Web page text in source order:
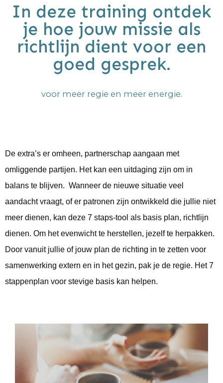
In deze training ontdek
je hoe jouw missie als
richtlijn dient voor een
goed gesprek.
voor meer regie en meer energie.
De extra’s er omheen, partnerschap aangaan met
omliggende partijen. Het kan een uitdaging zijn om in
balans te blijven. Wanneer de nieuwe situatie veel
aandacht vraagt, of er patronen zijn ontwikkeld die jullie niet
meer dienen, kan deze 7 staps-tool als basis plan, richtlijn
dienen. Om het evenwicht te herstellen, jezelf te herpakken.
Door vanuit jullie of jouw plan de richting in te zetten voor
samenwerking extern en in het gezin, pak je de regie. Het 7
stappenplan voor stevige basis kan helpen.